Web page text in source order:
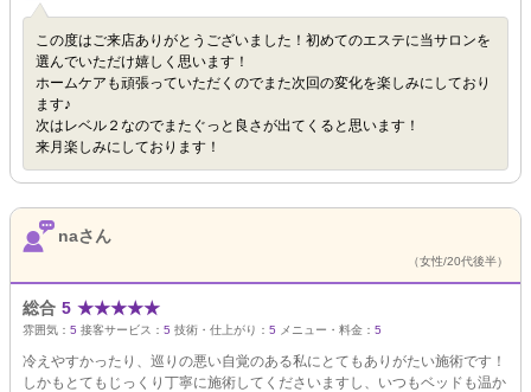
この度はご来店ありがとうございました！初めてのエステに当サロンを
選んでいただけ嬉しく思います！
ホームケアも頑張っていただくのでまた次回の変化を楽しみにしており
ます♪
次はレベル２なのでまたぐっと良さが出てくると思います！
来月楽しみにしております！
naさん
（女性/20代後半）
総合 5 ★★★★★
雰囲気： 5 接客サービス： 5 技術・仕上がり： 5 メニュー・料金： 5
冷えやすかったり、巡りの悪い自覚のある私にとてもありがたい施術です！
しかもとてもじっくり丁寧に施術してくださいますし、いつもベッドも温か